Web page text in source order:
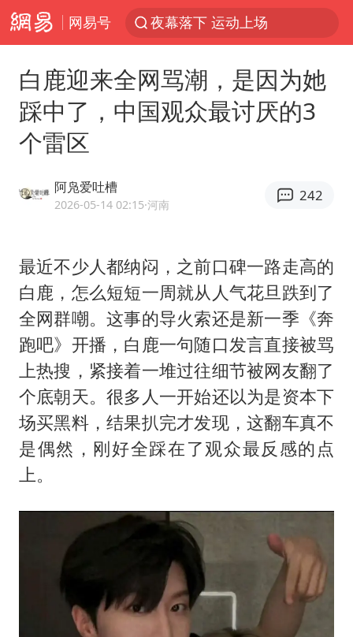
网易号
改名后的“青海拉面”店
泸溪河：桃酥吃出金属牙冠视频不实
“不建议大家买深色蛋糕”
谁是宇树科技背后赢家
985博士后被曝在妻子孕期出轨后续
公司“上四休三”但要降薪1000元
47岁妈妈突然产女 26岁女儿：很震惊
97岁英国奶奶飞上天再破吉尼斯纪录
OpenAI为免费用户升级GPT-5.6 Luna
男子杀人后逃进深山21年活得像野人
白鹿迎来全网骂潮，是因为她
踩中了，中国观众最讨厌的3
个雷区
阿凫爱吐槽
2026-05-14 02:15·河南
242
最近不少人都纳闷，之前口碑一路走高的
白鹿，怎么短短一周就从人气花旦跌到了
全网群嘲。这事的导火索还是新一季《奔
跑吧》开播，白鹿一句随口发言直接被骂
上热搜，紧接着一堆过往细节被网友翻了
个底朝天。很多人一开始还以为是资本下
场买黑料，结果扒完才发现，这翻车真不
是偶然，刚好全踩在了观众最反感的点
上。